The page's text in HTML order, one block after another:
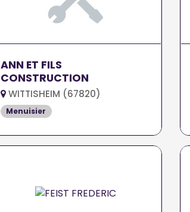
ANN ET FILS
CONSTRUCTION
WITTISHEIM (67820)
Menuisier